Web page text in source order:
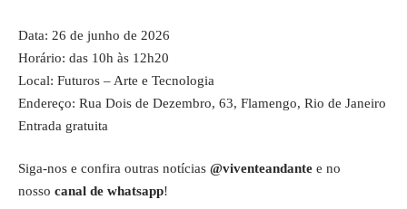
Data: 26 de junho de 2026
Horário: das 10h às 12h20
Local: Futuros – Arte e Tecnologia
Endereço: Rua Dois de Dezembro, 63, Flamengo, Rio de Janeiro
Entrada gratuita
Siga-nos e confira outras notícias @viventeandante e no
nosso canal de whatsapp!